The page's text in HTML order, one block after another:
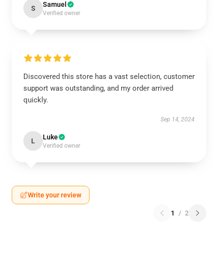
S Samuel
Verified owner
Discovered this store has a vast selection, customer
support was outstanding, and my order arrived
quickly.
Sep 14, 2024
L Luke
Verified owner
Write your review
1 / 2